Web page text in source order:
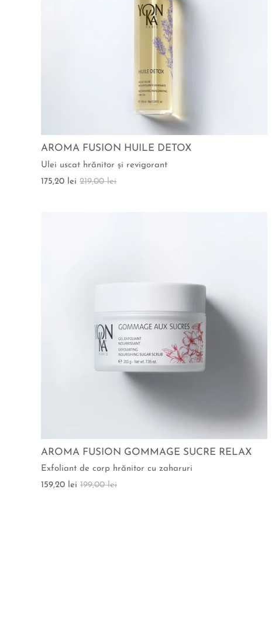
AROMA FUSION HUILE DETOX
Ulei uscat hrănitor şi revigorant
175,20 lei 219,00 lei
AROMA FUSION GOMMAGE SUCRE RELAX
Exfoliant de corp hrănitor cu zaharuri
159,20 lei 199,00 lei